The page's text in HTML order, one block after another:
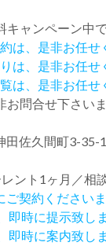
キャンペーン中で
は、是非お任せ
は、是非お任せ
は、是非お任せ
問合せ下さいま
佐久間町3-35-1
ント1ヶ月／相
契約くださいま
即時に提示致しま
即時に案内致しま